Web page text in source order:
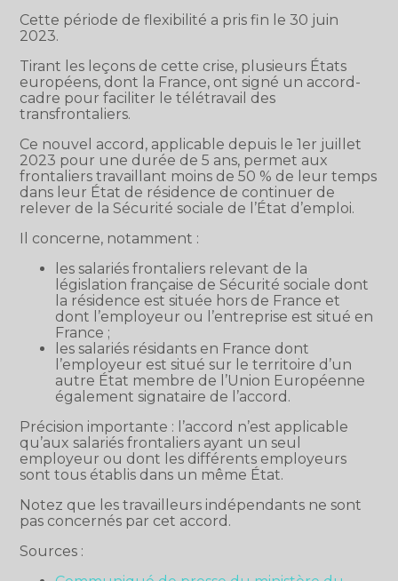
Cette période de flexibilité a pris fin le 30 juin
2023.
Tirant les leçons de cette crise, plusieurs États
européens, dont la France, ont signé un accord-
cadre pour faciliter le télétravail des
transfrontaliers.
Ce nouvel accord, applicable depuis le 1er juillet
2023 pour une durée de 5 ans, permet aux
frontaliers travaillant moins de 50 % de leur temps
dans leur État de résidence de continuer de
relever de la Sécurité sociale de l’État d’emploi.
Il concerne, notamment :
les salariés frontaliers relevant de la
législation française de Sécurité sociale dont
la résidence est située hors de France et
dont l’employeur ou l’entreprise est situé en
France ;
les salariés résidants en France dont
l’employeur est situé sur le territoire d’un
autre État membre de l’Union Européenne
également signataire de l’accord.
Précision importante : l’accord n’est applicable
qu’aux salariés frontaliers ayant un seul
employeur ou dont les différents employeurs
sont tous établis dans un même État.
Notez que les travailleurs indépendants ne sont
pas concernés par cet accord.
Sources :